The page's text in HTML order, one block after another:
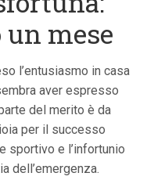
mese
l’entusiasmo in casa
aver espresso
del merito è da
per il successo
sportivo e l’infortunio
dell’emergenza.